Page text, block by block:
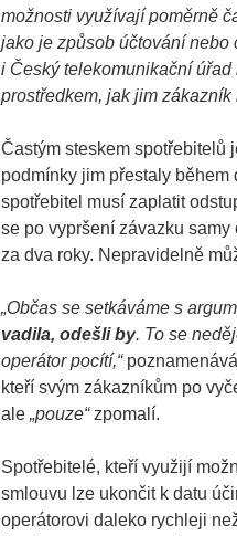
možnosti využívají poměrně
jako je způsob účtování nebo
i Český telekomunikační
prostředkem, jak jim
Častým steskem spotřebitelů
podmínky jim přestaly
spotřebitel musí zaplatit
se po vypršení závazku
za dva roky. Nepravidelně
„Občas se setkáváme s
vadila, odešli by. To se
operátor pocítí,“
kteří svým zákazníkům po
ale „pouze“ zpomalí.
Spotřebitelé, kteří využijí
smlouvu lze ukončit k datu
operátorovi daleko rychleji